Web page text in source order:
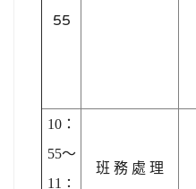
55
10：
55～
11
：
班 務 處 理